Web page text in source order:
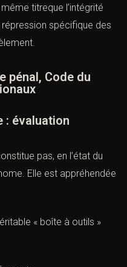
formule est claire : la loi
titreque l’intégrité
spécifique
pénal, Code du
évaluation
pas, en l’état du
Elle est
« boîte à outils »